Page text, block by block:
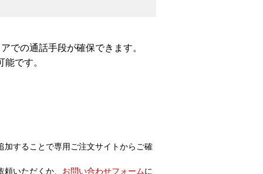
での通話手段が確保できます。
です。
加することで専用ご注文サイトからご確
いただくか、 お問い合わせフォームに